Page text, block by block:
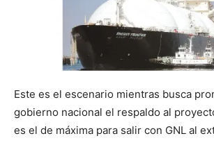
Este es el escenario mientras busca
gobierno nacional el respaldo al
es el de máxima para salir con GNL al